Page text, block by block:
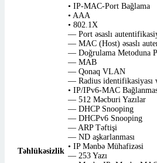
Təhlükəsizlik
• IP-MAC-Port Bağlama
• AAA
• 802.1X
— Port əsaslı
— MAC (Host) əsaslı
— Doğrulama Metoduna
— MAB
— Qonaq VLAN
— Radius identifikasiyası
• IP/IPv6-MAC
— 512 Məcburi Yazılar
— DHCP Snooping
— DHCPv6 Snooping
— ARP Təftişi
— ND aşkarlanması
• IP Mənbə Mühafizəsi
— 253 Yazı